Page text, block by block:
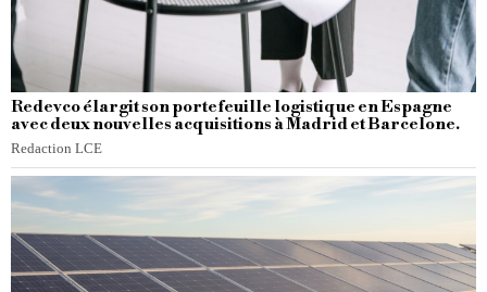
Redevco élargit son portefeuille logistique en Espagne
avec deux nouvelles acquisitions à Madrid et Barcelone.
Redaction LCE